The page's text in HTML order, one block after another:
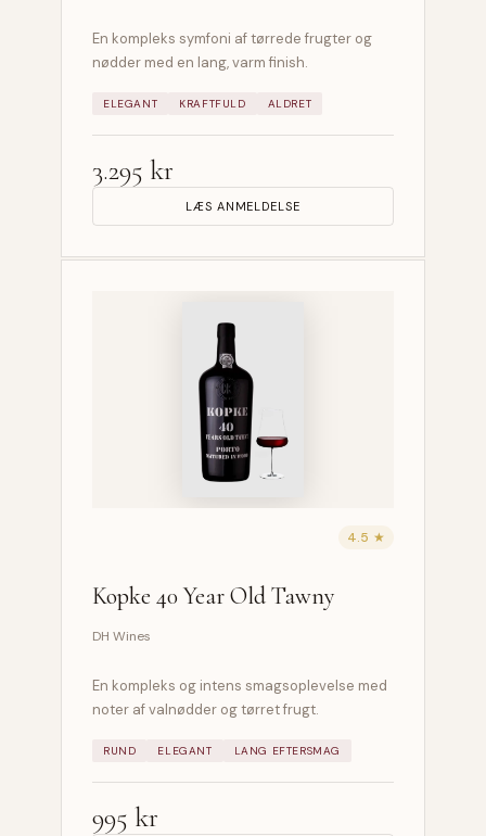
En kompleks symfoni af tørrede frugter og
nødder med en lang, varm finish.
ELEGANT KRAFTFULD ALDRET
3.295 kr
LÆS ANMELDELSE
4.5 ★
Kopke 40 Year Old Tawny
DH Wines
En kompleks og intens smagsoplevelse med
noter af valnødder og tørret frugt.
RUND ELEGANT LANG EFTERSMAG
995 kr